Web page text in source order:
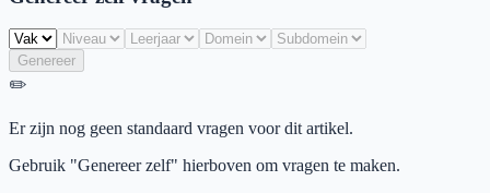
Genereer
✏️
Er zijn nog geen standaard vragen voor dit artikel.
Gebruik "Genereer zelf" hierboven om vragen te maken.